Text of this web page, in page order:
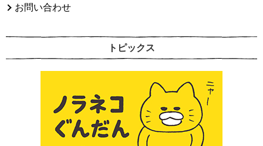
お問い合わせ
トピックス